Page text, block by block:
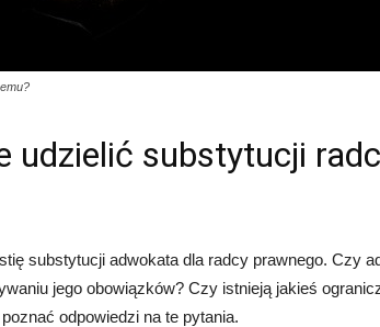
udzielić substytucji
substytucji adwokata dla radcy prawnego. Czy
jego obowiązków? Czy istnieją jakieś
odpowiedzi na te pytania.